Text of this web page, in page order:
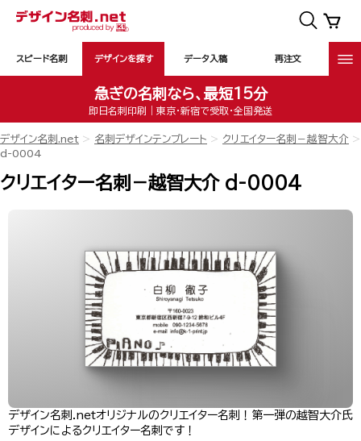
スピード名刺 デザインを探す データ入稿 再注文
急ぎの名刺なら、最短15分
即日名刺印刷｜東京・新宿で受取・全国発送
デザイン名刺.net 名刺デザインテンプレート
クリエイター名刺－越智大介
d-0004
クリエイター名刺－越智大介 d-0004
デザイン名刺.netオリジナルのクリエイター名刺！第一弾の越智大介氏
デザインによるクリエイター名刺です！